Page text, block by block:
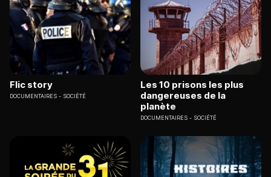
Flic story
DOCUMENTAIRES SOCIÉTÉ
Les 10 prisons les plus
dangereuses de la
planète
DOCUMENTAIRES SOCIÉTÉ